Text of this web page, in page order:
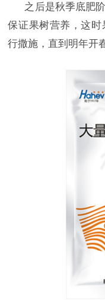
之后是秋季底肥
保证果树营养，这时
行撒施，直到 明年开